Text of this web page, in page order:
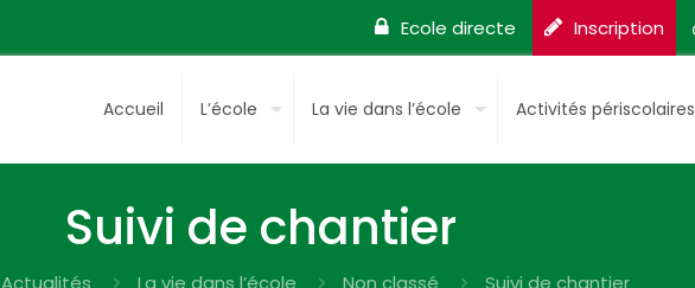
Ecole directe Inscription
Accueil L’école La vie dans l’école Activités périscolaires
Suivi de chantier
Actualités La vie dans l’école Non classé Suivi de chantier